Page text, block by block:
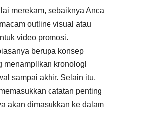
merekam, sebaiknya Anda
outline visual atau
video promosi.
berupa konsep
menampilkan kronologi
sampai akhir. Selain itu,
catatan penting
akan dimasukkan ke dalam